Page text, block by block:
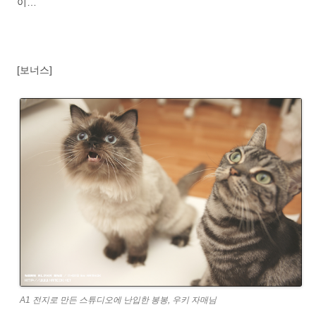
[보너스]
A1 전지로 만든 스튜디오에 난입한 봉봉, 우키 자매님